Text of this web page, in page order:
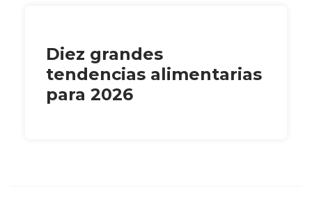
Diez grandes
tendencias alimentarias
para 2026